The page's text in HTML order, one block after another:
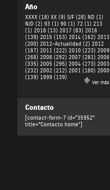
Año
XXXX (18) XX (9) S/F (28) ND (1)
N/D (2) 93 (1) 90 (1) 72 (1) 213
(1) 2018 (13) 2017 (83) 2016
(139) 2015 (153) 2014 (162) 2013
(200) 2012-Actualidad (2) 2012
(187) 2011 (222) 2010 (223) 2009
(268) 2008 (292) 2007 (281) 2006
(335) 2005 (295) 2004 (273) 2003
(232) 2002 (212) 2001 (180) 2000
(139) 1999 (139)
Ver más
Contacto
[contact-form-7 id="35952"
title="Contacto home"]